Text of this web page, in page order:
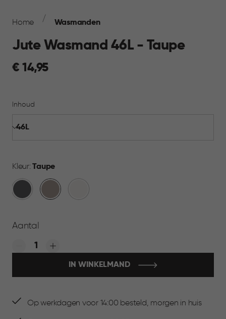
Navigation
Home Wasmanden
Jute Wasmand 46L - Taupe
€
€ 14,95
Inhoud
Kleur:Taupe
AntracietTaupe
Aantal
Quantity:
IN WINKELMAND
Op werkdagen voor 14:00 besteld, morgen in huis